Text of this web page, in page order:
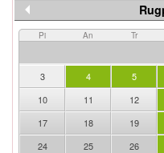
Pi An Tr
3
4 5
10
11 12
17
18 19
24
25 26